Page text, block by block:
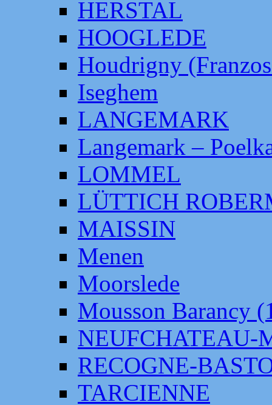
HERSTAL
HOOGLEDE
Houdrigny
Iseghem
LANGEMARK
Langemark –
LOMMEL
LÜTTICH
MAISSIN
Menen
Moorslede
Mousson Barancy
NEUFCHATEAU-
RECOGNE-
TARCIENNE